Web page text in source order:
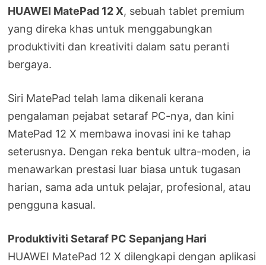
HUAWEI MatePad 12 X, sebuah tablet premium
yang direka khas untuk menggabungkan
produktiviti dan kreativiti dalam satu peranti
bergaya.
Siri MatePad telah lama dikenali kerana
pengalaman pejabat setaraf PC-nya, dan kini
MatePad 12 X membawa inovasi ini ke tahap
seterusnya. Dengan reka bentuk ultra-moden, ia
menawarkan prestasi luar biasa untuk tugasan
harian, sama ada untuk pelajar, profesional, atau
pengguna kasual.
Produktiviti Setaraf PC Sepanjang Hari
HUAWEI MatePad 12 X dilengkapi dengan aplikasi